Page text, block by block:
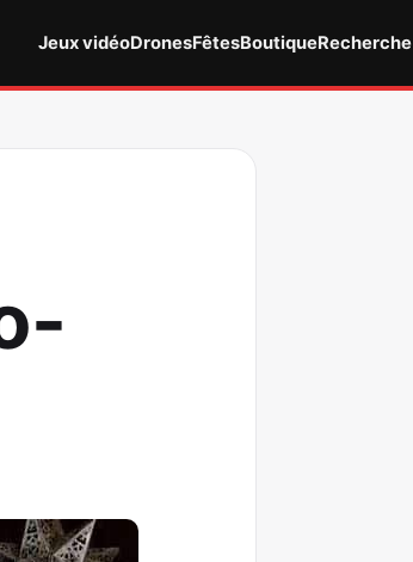
Jeux vidéoDronesFêtesBoutiqueRecherche